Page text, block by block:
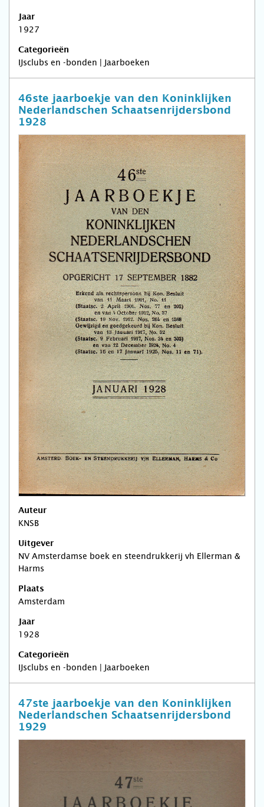
Jaar
1927
Categorieën
IJsclubs en -bonden | Jaarboeken
46ste jaarboekje van den Koninklijken
Nederlandschen Schaatsenrijdersbond
1928
Auteur
KNSB
Uitgever
NV Amsterdamse boek en steendrukkerij vh Ellerman &
Harms
Plaats
Amsterdam
Jaar
1928
Categorieën
IJsclubs en -bonden | Jaarboeken
47ste jaarboekje van den Koninklijken
Nederlandschen Schaatsenrijdersbond
1929